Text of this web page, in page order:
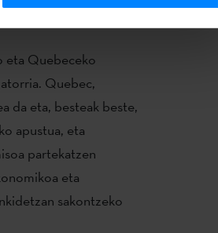
eta Quebeceko
Quebec,
da eta, besteak beste,
apustua, eta
partekatzen
eta
sakontzeko